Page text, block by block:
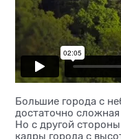
Большие города с
достаточно
Но с другой
кадры города с